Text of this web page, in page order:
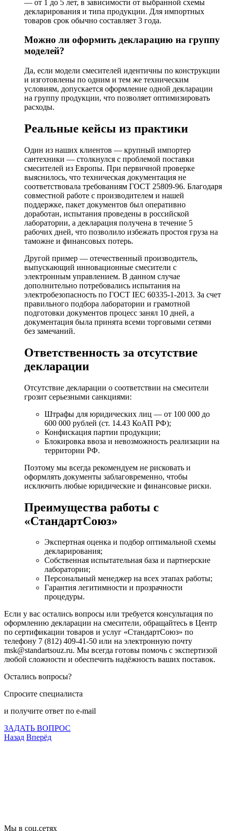
— от 1 до 5 лет, в зависимости от выбранной схемы
декларирования и типа продукции. Для импортных
товаров срок обычно составляет 3 года.
Можно ли оформить декларацию на группу
моделей?
Да, если модели смесителей идентичны по конструкции
и изготовлены по одним и тем же техническим
условиям, допускается оформление одной декларации
на группу продукции, что позволяет оптимизировать
расходы.
Реальные кейсы из практики
Один из наших клиентов — крупный импортер
сантехники — столкнулся с проблемой поставки
смесителей из Европы. При первичной проверке
выяснилось, что техническая документация не
соответствовала требованиям ГОСТ 25809-96. Благодаря
совместной работе с производителем и нашей
поддержке, пакет документов был оперативно
доработан, испытания проведены в российской
лаборатории, а декларация получена в течение 5
рабочих дней, что позволило избежать простоя груза на
таможне и финансовых потерь.
Другой пример — отечественный производитель,
выпускающий инновационные смесители с
электронным управлением. В данном случае
дополнительно потребовались испытания на
электробезопасность по ГОСТ IEC 60335-1-2013. За счет
правильного подбора лаборатории и грамотной
подготовки документов процесс занял 10 дней, а
документация была принята всеми торговыми сетями
без замечаний.
Ответственность за отсутствие
декларации
Отсутствие декларации о соответствии на смесители
грозит серьезными санкциями:
Штрафы для юридических лиц — от 100 000 до
600 000 рублей (ст. 14.43 КоАП РФ);
Конфискация партии продукции;
Блокировка ввоза и невозможность реализации на
территории РФ.
Поэтому мы всегда рекомендуем не рисковать и
оформлять документы заблаговременно, чтобы
исключить любые юридические и финансовые риски.
Преимущества работы с
«СтандартСоюз»
Экспертная оценка и подбор оптимальной схемы
декларирования;
Собственная испытательная база и партнерские
лаборатории;
Персональный менеджер на всех этапах работы;
Гарантия легитимности и прозрачности
процедуры.
Если у вас остались вопросы или требуется консультация по
оформлению декларации на смесители, обращайтесь в Центр
по сертификации товаров и услуг «СтандартСоюз» по
телефону 7 (812) 409-41-50 или на электронную почту
msk@standartsouz.ru. Мы всегда готовы помочь с экспертизой
любой сложности и обеспечить надёжность ваших поставок.
Остались вопросы?
Спросите специалиста
и получите ответ по e-mail
ЗАДАТЬ ВОПРОС
Назад Вперёд
Мы в соц.сетях